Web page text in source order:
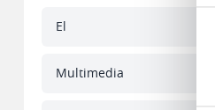
El
Multimedia